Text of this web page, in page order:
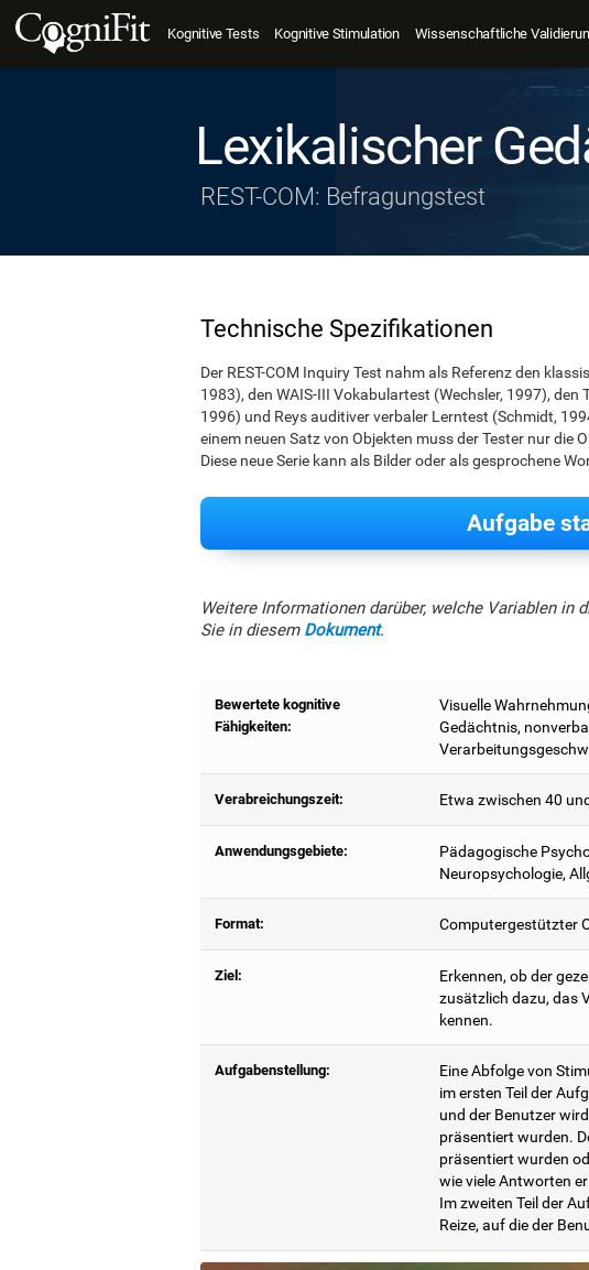
Kognitive Tests Kognitive Stimulation Wissenschaftliche
Lexikalischer
REST-COM: Befragungstest
Technische Spezifikationen
Der REST-COM Inquiry Test nahm als Referenz den
1983), den WAIS-III Vokabulartest (Wechsler, 1997),
1996) und Reys auditiver verbaler Lerntest (Schmidt,
einem neuen Satz von Objekten muss der Tester nur die
Diese neue Serie kann als Bilder oder als gesprochene
Aufgabe
Weitere Informationen darüber, welche Variablen in
Sie in diesem Dokument.
Bewertete kognitive
Fähigkeiten:
Visuelle
Gedächtnis,
Verabreichungszeit: Etwa zwischen 40
Anwendungsgebiete:
Pädagogische
Neuropsychologie,
Format: Computergestützter
Ziel:
Erkennen, ob der
zusätzlich dazu, das
kennen.
Aufgabenstellung:
Eine Abfolge von
im ersten Teil der
und der Benutzer
präsentiert wurden.
präsentiert wurden
wie viele Antworten
Im zweiten Teil der
Reize, auf die der